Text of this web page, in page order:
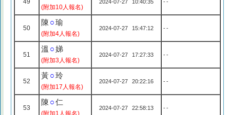
49
(附加10人報名)
2024-07-27 10:40:35 --
50
陳 ○瑜
(附加4人報名)
2024-07-27 15:47:12 --
51
溫 ○娣
(附加3人報名)
2024-07-27 17:27:33 --
52
黃○玲
(附加17人報名)
2024-07-27 20:22:16 --
53
陳 ○仁
(附加1人報名)
2024-07-27 22:58:13 --